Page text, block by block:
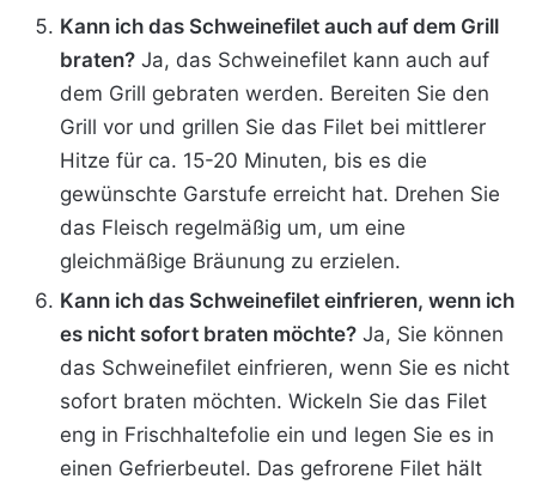
Kann ich das Schweinefilet auch auf dem Grill
braten? Ja, das Schweinefilet kann auch auf
dem Grill gebraten werden. Bereiten Sie den
Grill vor und grillen Sie das Filet bei mittlerer
Hitze für ca. 15-20 Minuten, bis es die
gewünschte Garstufe erreicht hat. Drehen Sie
das Fleisch regelmäßig um, um eine
gleichmäßige Bräunung zu erzielen.
Kann ich das Schweinefilet einfrieren, wenn ich
es nicht sofort braten möchte? Ja, Sie können
das Schweinefilet einfrieren, wenn Sie es nicht
sofort braten möchten. Wickeln Sie das Filet
eng in Frischhaltefolie ein und legen Sie es in
einen Gefrierbeutel. Das gefrorene Filet hält